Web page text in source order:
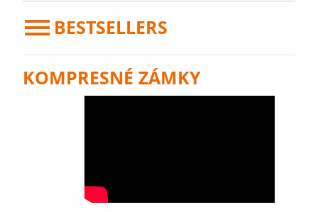
BESTSELLERS
KOMPRESNÉ ZÁMKY